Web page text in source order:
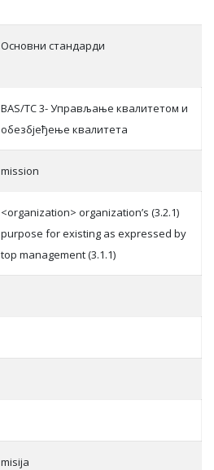
Основни стандарди
BAS/TC 3- Управљање квалитетом и
обезбјеђење квалитета
mission
<organization> organization’s (3.2.1)
purpose for existing as expressed by
top management (3.1.1)
misija